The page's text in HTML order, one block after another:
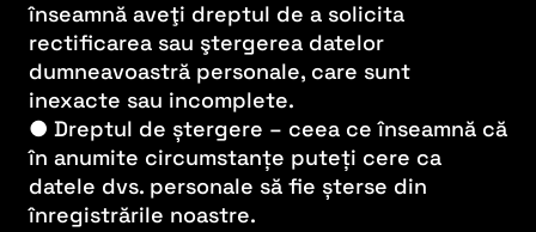
înseamnă aveţi dreptul de a solicita
rectificarea sau ştergerea datelor
dumneavoastră personale, care sunt
inexacte sau incomplete.
● Dreptul de ștergere – ceea ce înseamnă că
în anumite circumstanțe puteți cere ca
datele dvs. personale să fie șterse din
înregistrările noastre.